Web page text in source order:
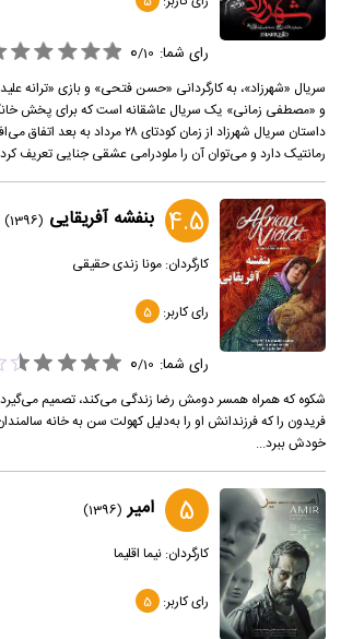
رای شما: 0/10
سریال «شهرزاد»، به کارگردانی «حسن فتحی» و بازی «ترانه
و «مصطفی زمانی» یک سریال عاشقانه است که برای پخش
داستان سریال شهرزاد از زمان کودتای ۲۸
رمانتیک دارد و می‌توان آن را ملودرامی عشقی جنایی تعریف کرد
4.5 بنفشه آفریقایی (1396)
کارگردان:مونا زندی حقیقی
رای کاربر: 5
رای شما: 0/10
شکوه که همراه همسر دومش رضا زندگی می‌کند، تصمیم
فریدون را که فرزندانش او را به‌دلیل کهولت سن به خانه
خودش ببرد...
5 امیر (1396)
کارگردان:نیما اقلیما
رای کاربر: 5